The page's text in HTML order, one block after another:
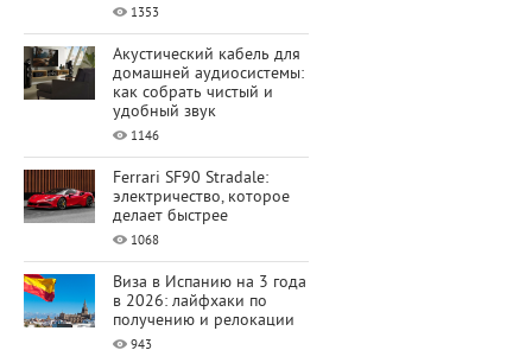
1353
Акустический кабель для
домашней аудиосистемы:
как собрать чистый и
удобный звук
1146
Ferrari SF90 Stradale:
электричество, которое
делает быстрее
1068
Виза в Испанию на 3 года
в 2026: лайфхаки по
получению и релокации
943